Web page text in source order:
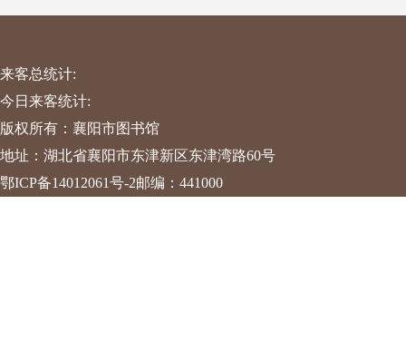
来客总统计:
今日来客统计:
版权所有：襄阳市图书馆
地址：湖北省襄阳市东津新区东津湾路60号
鄂ICP备14012061号-2邮编：441000